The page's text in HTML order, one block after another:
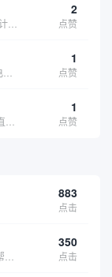
2
点赞
1
点赞
1
点赞
883
点击
350
点击